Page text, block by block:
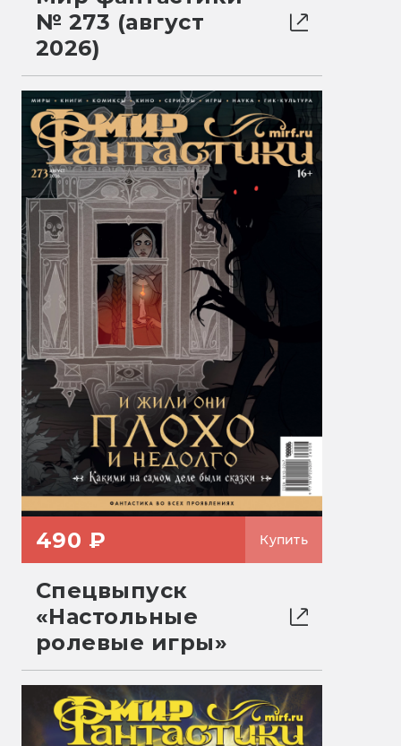
№ 273 (август
2026)
490 ₽ Купить
Спецвыпуск
«Настольные
ролевые игры»